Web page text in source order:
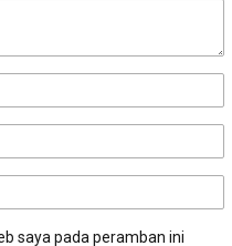
saya pada peramban ini